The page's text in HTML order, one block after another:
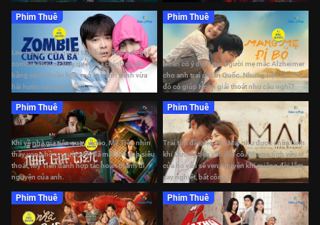
Phim Thuê
Zombie Cưng Của Ba
Lee Jung Hwan quyết tâm bảo vệ cô con gái
zombie khỏi sự truy quét của chính quyền
bằng cách thuần hóa, mở ra hành trình vừa
hài hước vừa cảm động.
Phim Thuê
Mang Mẹ Đi Bỏ
Hoan có ý định gửi người mẹ mắc Alzheimer
cho anh trai ở Hàn Quốc. Nhưng liệu lựa chọn
đó có giúp Hoan giải thoát như cậu nghĩ?
Phim Thuê
Nhà Gia Tiên
Khi về nhà gia tiên quay video, Mỹ Tiên nhìn
thấy vong hồn người anh đã mất. Để anh siêu
thoát, Mỹ Tiên đành hợp tác hoàn thành di
nguyện của anh.
Phim Thuê
Mai 2024
Trái tim đầy sẹo của Mai như được chữa lành
khi Dương tiến vào đời cô. Nhưng tình yêu
của họ vẫn sẽ vẹn nguyên khi miệng đời lắm
cay nghiệt, bất công?
Phim Thuê
Nhà Bà Nữ
Phim Thuê
Bộ Tứ Báo Thủ